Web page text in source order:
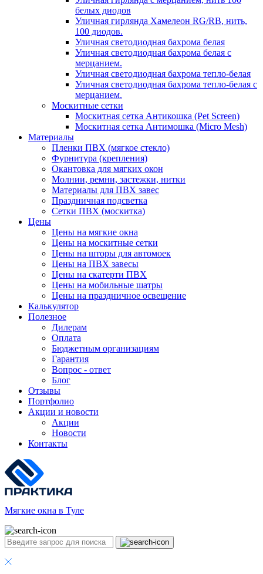
белых диодов
Уличная гирлянда Хамелеон RG/RB, нить,
100 диодов.
Уличная светодиодная бахрома белая
Уличная светодиодная бахрома белая с
мерцанием.
Уличная светодиодная бахрома тепло-белая
Уличная светодиодная бахрома тепло-белая с
мерцанием.
Москитные сетки
Москитная сетка Антикошка (Pet Screen)
Москитная сетка Антимошка (Micro Mesh)
Материалы
Пленки ПВХ (мягкое стекло)
Фурнитура (крепления)
Окантовка для мягких окон
Молнии, ремни, застежки, нитки
Материалы для ПВХ завес
Праздничная подсветка
Сетки ПВХ (москитка)
Цены
Цены на мягкие окна
Цены на москитные сетки
Цены на шторы для автомоек
Цены на ПВХ завесы
Цены на скатерти ПВХ
Цены на мобильные шатры
Цены на праздничное освещение
Калькулятор
Полезное
Дилерам
Оплата
Бюджетным организациям
Гарантия
Вопрос - ответ
Блог
Отзывы
Портфолио
Акции и новости
Акции
Новости
Контакты
Мягкие окна в Туле